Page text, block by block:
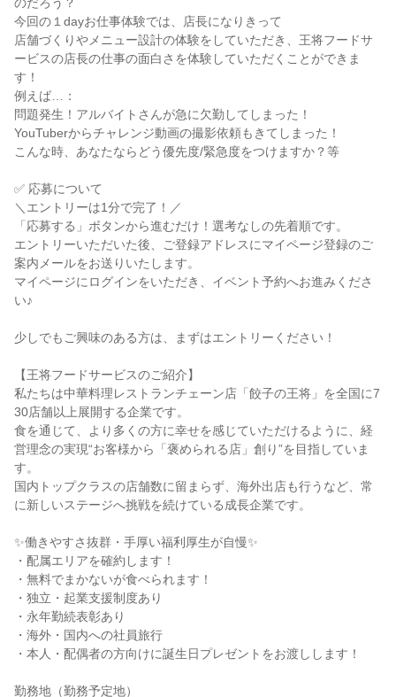
今回の１dayお仕事体験では、店長になりきって
店舗づくりやメニュー設計の体験をしていただき、王将フードサ
ービスの店長の仕事の面白さを体験していただくことができま
す！
例えば…：
問題発生！アルバイトさんが急に欠勤してしまった！
YouTuberからチャレンジ動画の撮影依頼もきてしまった！
こんな時、あなたならどう優先度/緊急度をつけますか？等
✅ 応募について
＼エントリーは1分で完了！／
「応募する」ボタンから進むだけ！選考なしの先着順です。
エントリーいただいた後、ご登録アドレスにマイページ登録のご
案内メールをお送りいたします。
マイページにログインをいただき、イベント予約へお進みくださ
い♪
少しでもご興味のある方は、まずはエントリーください！
【王将フードサービスのご紹介】
私たちは中華料理レストランチェーン店「餃子の王将」を全国に7
30店舗以上展開する企業です。
食を通じて、より多くの方に幸せを感じていただけるように、経
営理念の実現“お客様から「褒められる店」創り”を目指していま
す。
国内トップクラスの店舗数に留まらず、海外出店も行うなど、常
に新しいステージへ挑戦を続けている成長企業です。
✨働きやすさ抜群・手厚い福利厚生が自慢✨
・配属エリアを確約します！
・無料でまかないが食べられます！
・独立・起業支援制度あり
・永年勤続表彰あり
・海外・国内への社員旅行
・本人・配偶者の方向けに誕生日プレゼントをお渡しします！
勤務地（勤務予定地）